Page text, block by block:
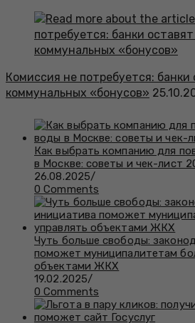
Комиссия не потребуется: банки
коммунальных «бонусов»
Как выбрать компанию для
в Москве: советы и чек-лист
26.08.2025/
0 Comments
Чуть больше свободы:
поможет муниципалитетам
объектами ЖКХ
19.02.2025/
0 Comments